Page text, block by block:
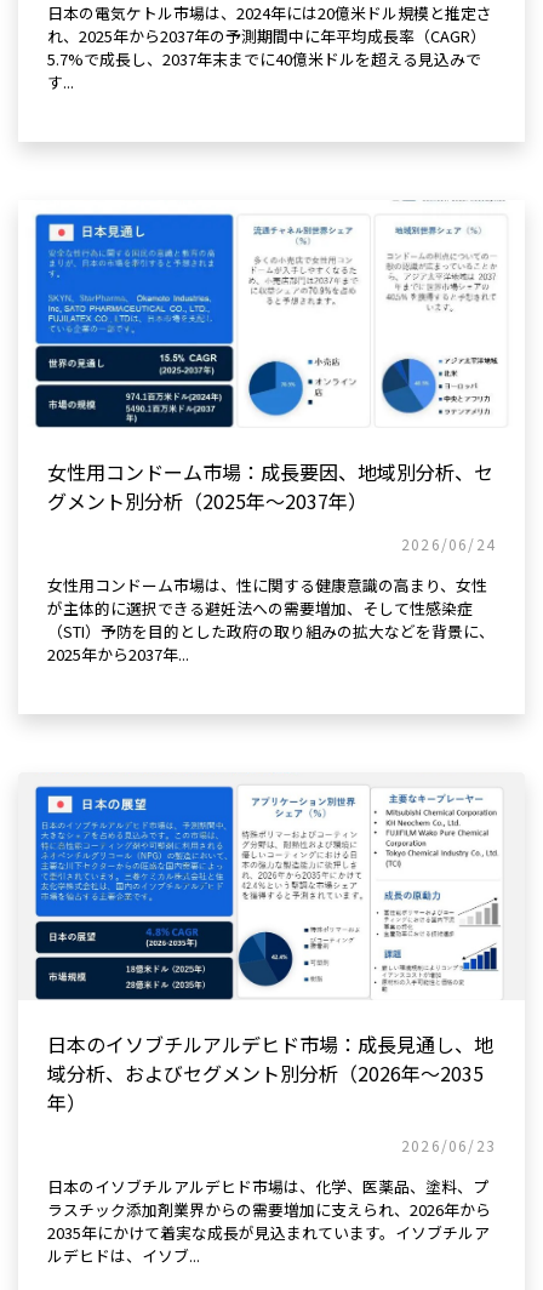
日本の電気ケトル市場は、2024年には20億米ドル規模と推定さ
れ、2025年から2037年の予測期間中に年平均成長率（CAGR）
5.7%で成長し、2037年末までに40億米ドルを超える見込みで
す...
女性用コンドーム市場：成長要因、地域別分析、セ
グメント別分析（2025年～2037年）
2026/06/24
女性用コンドーム市場は、性に関する健康意識の高まり、女性
が主体的に選択できる避妊法への需要増加、そして性感染症
（STI）予防を目的とした政府の取り組みの拡大などを背景に、
2025年から2037年...
日本のイソブチルアルデヒド市場：成長見通し、地
域分析、およびセグメント別分析（2026年～2035
年）
2026/06/23
日本のイソブチルアルデヒド市場は、化学、医薬品、塗料、プ
ラスチック添加剤業界からの需要増加に支えられ、2026年から
2035年にかけて着実な成長が見込まれています。イソブチルア
ルデヒドは、イソブ...